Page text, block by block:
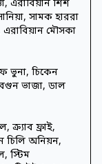
এরাবিয়ান শিশ
সামক হাররা
এরাবিয়ান মৌসকা
ভুনা, চিকেন
ভাজা, ডাল
ফ্রাই,
চিলি অনিয়ন,
স্টিম